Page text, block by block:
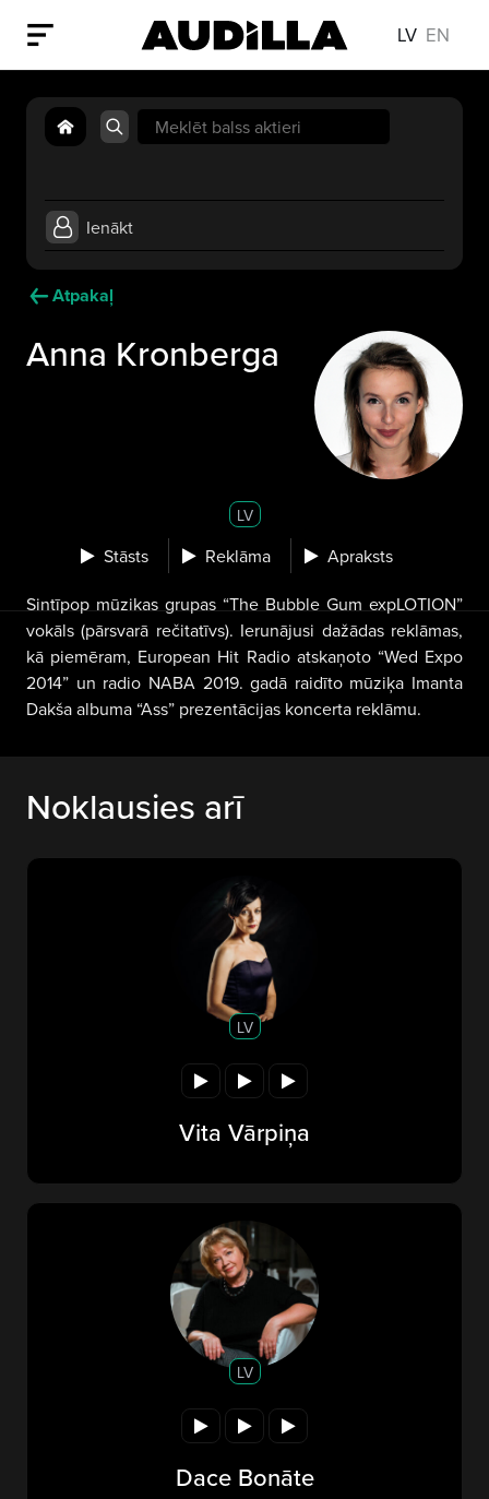
LV EN
Search
for:
Ienākt
Atpakaļ
Anna Kronberga
LV
Stāsts Reklāma Apraksts
Sintīpop mūzikas grupas “The Bubble Gum expLOTION”
vokāls (pārsvarā rečitatīvs). Ierunājusi dažādas reklāmas,
kā piemēram, European Hit Radio atskaņoto “Wed Expo
2014” un radio NABA 2019. gadā raidīto mūziķa Imanta
Dakša albuma “Ass” prezentācijas koncerta reklāmu.
Noklausies arī
LV
Vita Vārpiņa
LV
Dace Bonāte